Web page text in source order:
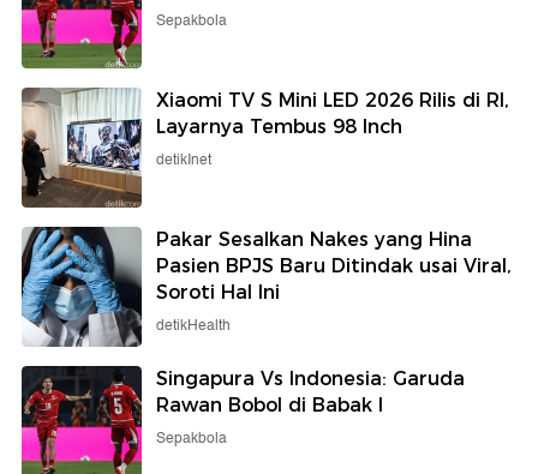
Sepakbola
Xiaomi TV S Mini LED 2026 Rilis di RI,
Layarnya Tembus 98 Inch
detikInet
Pakar Sesalkan Nakes yang Hina
Pasien BPJS Baru Ditindak usai Viral,
Soroti Hal Ini
detikHealth
Singapura Vs Indonesia: Garuda
Rawan Bobol di Babak I
Sepakbola